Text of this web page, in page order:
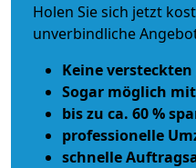
Holen Sie sich jetzt
unverbindliche
Keine versteckten
Sogar möglich
bis zu ca. 60 %
professionelle
schnelle